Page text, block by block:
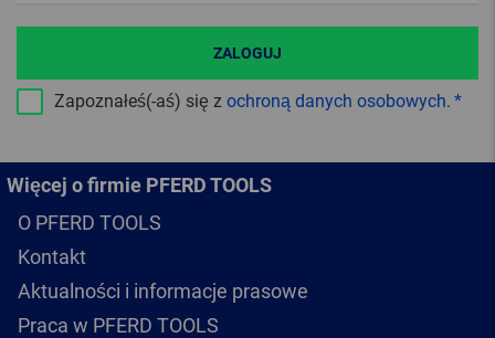
Zapoznałeś(-aś) się z ochroną danych osobowych.
ZALOGUJ
Więcej o firmie PFERD TOOLS
O PFERD TOOLS
Kontakt
Aktualności i informacje prasowe
Praca w PFERD TOOLS